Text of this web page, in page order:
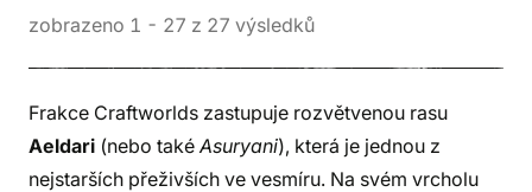
zobrazeno 1 - 27 z 27 výsledků
Frakce Craftworlds zastupuje rozvětvenou rasu
Aeldari (nebo takéAsuryani), která je jednou z
nejstarších přeživších ve vesmíru. Na svém vrcholu